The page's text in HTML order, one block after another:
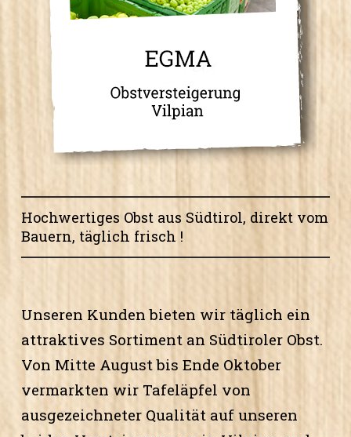
Hochwertiges Obst aus Südtirol, direkt vom
Bauern, täglich frisch !
Unseren Kunden bieten wir täglich ein
attraktives Sortiment an Südtiroler Obst.
Von Mitte August bis Ende Oktober
vermarkten wir Tafeläpfel von
ausgezeichneter Qualität auf unseren